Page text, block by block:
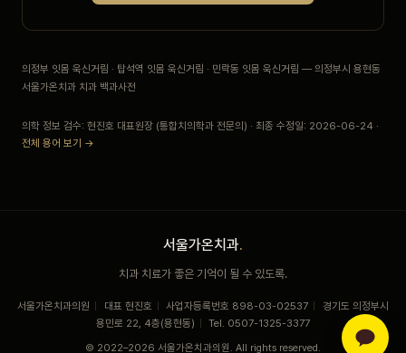
의정부 잇몸 욱신거림 · 탑석역 잇몸 욱신거림 · 민락동 잇몸 욱신거림 — 의정부시 용현동
서울가온치과 치과 백과사전
의학 정보 검수: 현진호 대표원장 (통합치의학과 전문의) · 최종 수정일: 2026-06-24 ·
전체 용어 보기 →
서울가온치과.
치과 치료가 좋은 기억이 될 수 있도록.
서울가온치과의원 대표 현진호 사업자등록번호 898-03-02537
경기도 의정부시
용민로 22, 4층(용현동)
Tel. 0507-1325-3377
© 2022–2026 서울가온치과의원. All rights reserved.